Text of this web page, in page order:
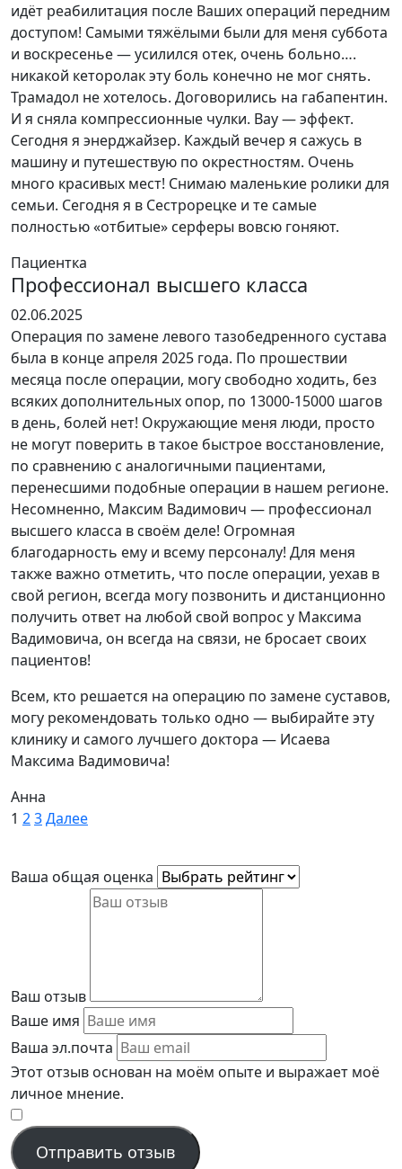
идёт реабилитация после Ваших операций передним
доступом! Самыми тяжёлыми были для меня суббота
и воскресенье — усилился отек, очень больно….
никакой кеторолак эту боль конечно не мог снять.
Трамадол не хотелось. Договорились на габапентин.
И я сняла компрессионные чулки. Вау — эффект.
Сегодня я энерджайзер. Каждый вечер я сажусь в
машину и путешествую по окрестностям. Очень
много красивых мест! Снимаю маленькие ролики для
семьи. Сегодня я в Сестрорецке и те самые
полностью «отбитые» серферы вовсю гоняют.
Пациентка
Профессионал высшего класса
Оценка
5
из
5
02.06.2025
Операция по замене левого тазобедренного сустава
была в конце апреля 2025 года. По прошествии
месяца после операции, могу свободно ходить, без
всяких дополнительных опор, по 13000-15000 шагов
в день, болей нет! Окружающие меня люди, просто
не могут поверить в такое быстрое восстановление,
по сравнению с аналогичными пациентами,
перенесшими подобные операции в нашем регионе.
Несомненно, Максим Вадимович — профессионал
высшего класса в своём деле! Огромная
благодарность ему и всему персоналу! Для меня
также важно отметить, что после операции, уехав в
свой регион, всегда могу позвонить и дистанционно
получить ответ на любой свой вопрос у Максима
Вадимовича, он всегда на связи, не бросает своих
пациентов!
Всем, кто решается на операцию по замене суставов,
могу рекомендовать только одно — выбирайте эту
клинику и самого лучшего доктора — Исаева
Максима Вадимовича!
Анна
Site
навигация
Страница
1 Страница
2Страница
3Далее
Ваша общая оценка
Ваш отзыв
Ваше имя
Ваша эл.почта
Этот отзыв основан на моём опыте и выражает моё
личное мнение.
Отправить отзыв